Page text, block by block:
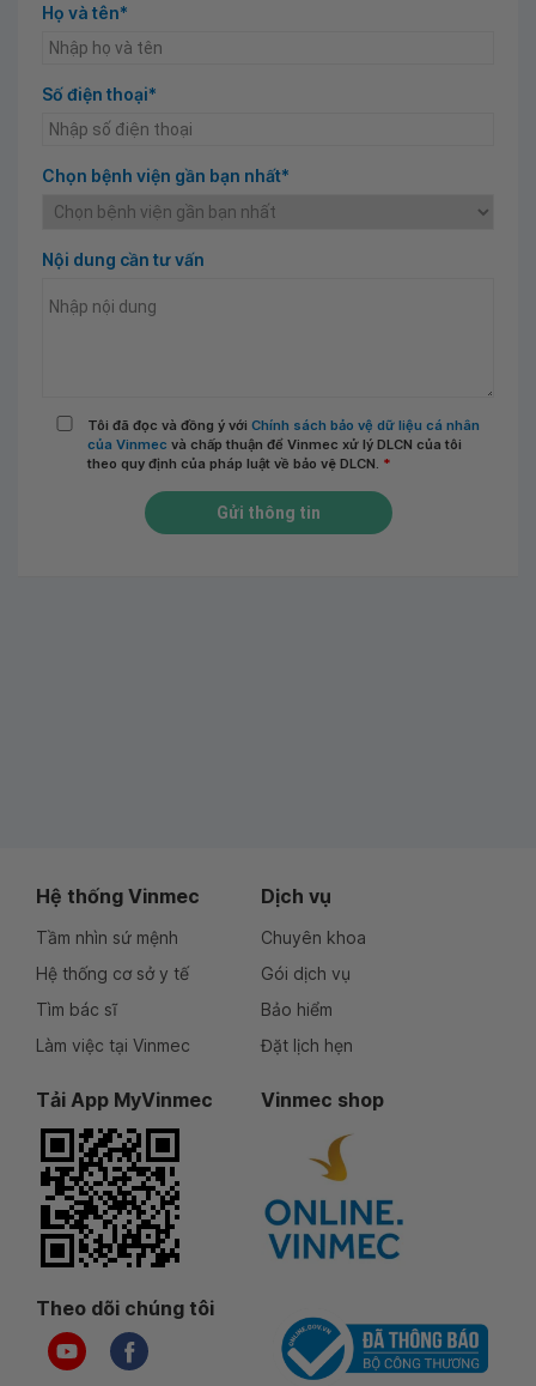
Họ và tên*
Số điện thoại*
Chọn bệnh viện gần bạn nhất*
Nội dung cần tư vấn
Tôi đã đọc và đồng ý với Chính sách bảo vệ dữ liệu cá nhân
của Vinmec và chấp thuận để Vinmec xử lý DLCN của tôi
theo quy định của pháp luật về bảo vệ DLCN. *
Gửi thông tin
Hệ thống Vinmec
Tầm nhìn sứ mệnh
Hệ thống cơ sở y tế
Tìm bác sĩ
Làm việc tại Vinmec
Dịch vụ
Chuyên khoa
Gói dịch vụ
Bảo hiểm
Đặt lịch hẹn
Tải App MyVinmec Vinmec shop
Theo dõi chúng tôi